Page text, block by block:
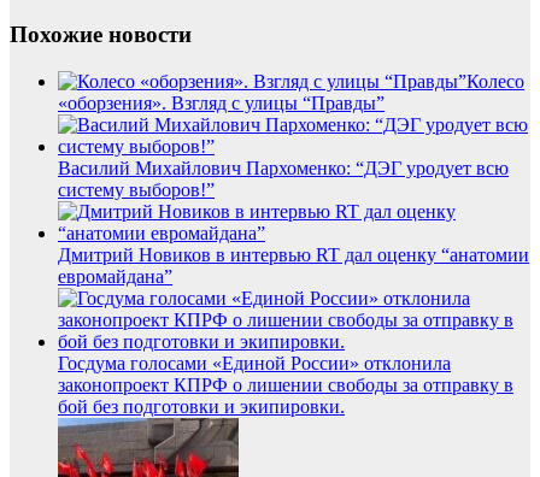
Похожие новости
Колесо
«оборзения». Взгляд с улицы “Правды”
Василий Михайлович Пархоменко: “ДЭГ уродует всю
систему выборов!”
Дмитрий Новиков в интервью RT дал оценку “анатомии
евромайдана”
Госдума голосами «Единой России» отклонила
законопроект КПРФ о лишении свободы за отправку в
бой без подготовки и экипировки.